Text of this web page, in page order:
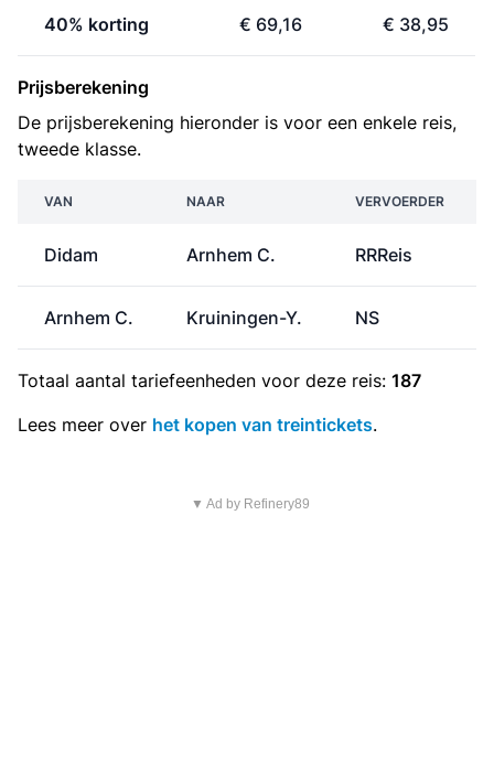
40% korting € 69,16 € 38,95
Prijsberekening
De prijsberekening hieronder is voor een enkele reis,
tweede klasse.
VAN NAAR VERVOERDER
Didam Arnhem C. RRReis
Arnhem C. Kruiningen-Y. NS
Totaal aantal tariefeenheden voor deze reis: 187
Lees meer over het kopen van treintickets.
▼ Ad by Refinery89